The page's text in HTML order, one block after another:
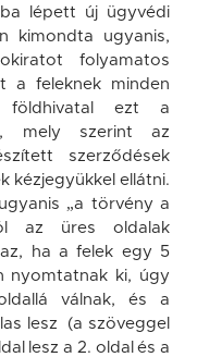
lépett új ügyvédi
kimondta ugyanis,
folyamatos
a feleknek minden
földhivatal ezt a
mely szerint az
szerződések
kézjegyükkel ellátni.
„a törvény a
az üres oldalak
ha a felek egy 5
nyomtatnak ki, úgy
válnak, és a
lesz (a szöveggel
lesz a 2. oldal és a